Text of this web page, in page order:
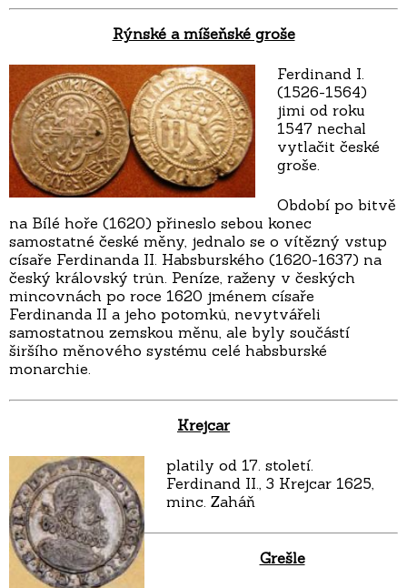
Rýnské a míšeňské groše
Ferdinand I.
(1526-1564)
jimi od roku
1547 nechal
vytlačit české
groše.
Období po bitvě
na Bílé hoře (1620) přineslo sebou konec
samostatné české měny, jednalo se o vítězný vstup
císaře Ferdinanda II. Habsburského (1620-1637) na
český královský trůn. Peníze, raženy v českých
mincovnách po roce 1620 jménem císaře
Ferdinanda II a jeho potomků, nevytvářeli
samostatnou zemskou měnu, ale byly součástí
širšího měnového systému celé habsburské
monarchie.
Krejcar
platily od 17. století.
Ferdinand II., 3 Krejcar 1625,
minc. Zaháň
Grešle